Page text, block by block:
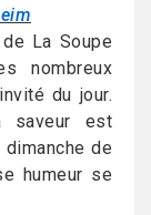
La Soupe
nombreux
du jour.
saveur est
de
humeur se